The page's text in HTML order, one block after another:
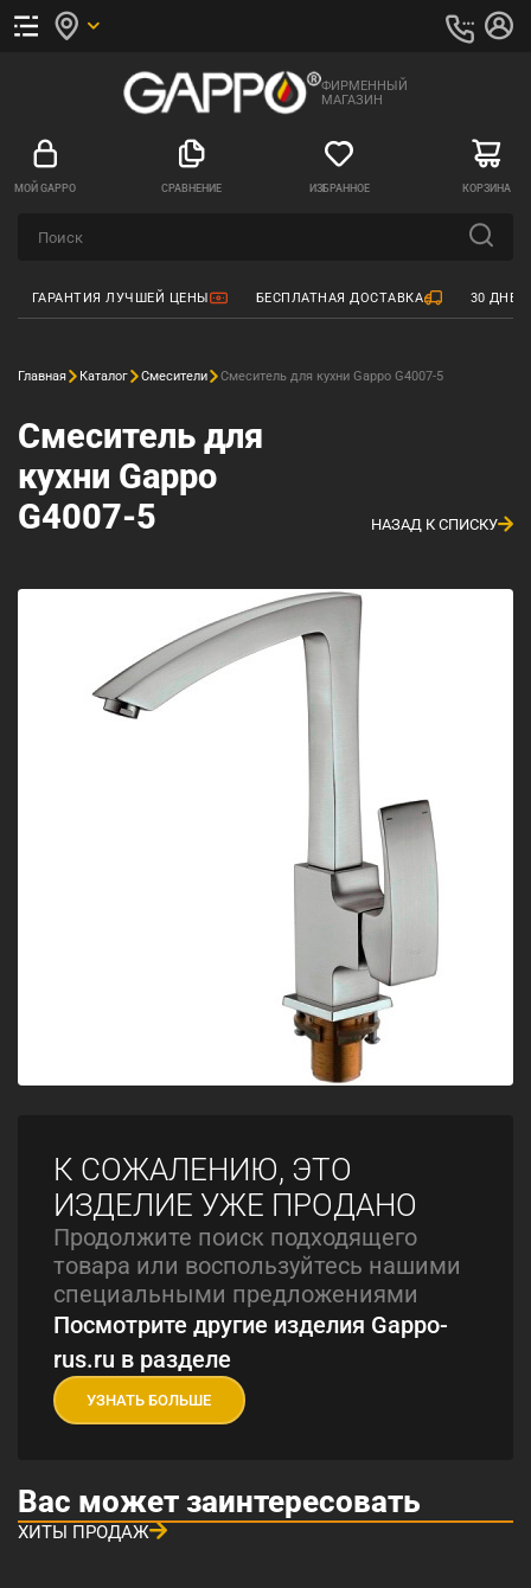
ФИРМЕННЫЙ
МАГАЗИН
МОЙ GAPPO СРАВНЕНИЕ ИЗБРАННОЕ КОРЗИНА
ГАРАНТИЯ ЛУЧШЕЙ ЦЕНЫ БЕСПЛАТНАЯ ДОСТАВКА 30
Главная Каталог Смесители Смеситель для кухни Gappo G4007-5
Смеситель для
кухни Gappo
G4007-5
НАЗАД К СПИСКУ
К СОЖАЛЕНИЮ, ЭТО
ИЗДЕЛИЕ УЖЕ ПРОДАНО
Продолжите поиск подходящего
товара или воспользуйтесь нашими
специальными предложениями
Посмотрите другие изделия Gappo-
rus.ru в разделе
УЗНАТЬ БОЛЬШЕ
Вас может заинтересовать
ХИТЫ ПРОДАЖ